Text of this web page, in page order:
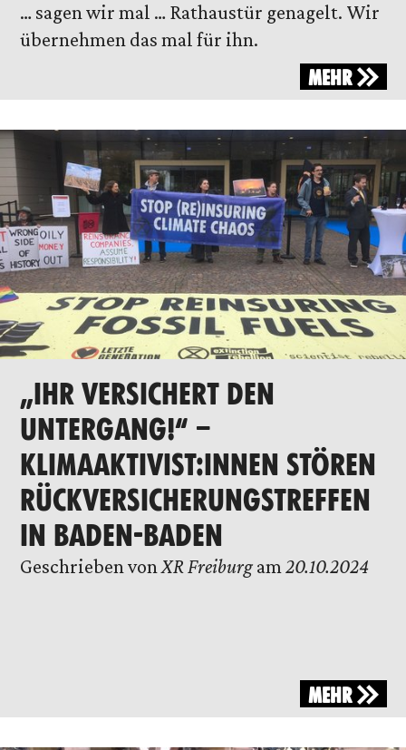
… sagen wir mal … Rathaustür genagelt. Wir
übernehmen das mal für ihn.
MEHR
„IHR VERSICHERT DEN
UNTERGANG!“ –
KLIMAAKTIVIST:INNEN STÖREN
RÜCKVERSICHERUNGSTREFFEN
IN BADEN-BADEN
Geschrieben vonXR Freiburgam20.10.2024
MEHR